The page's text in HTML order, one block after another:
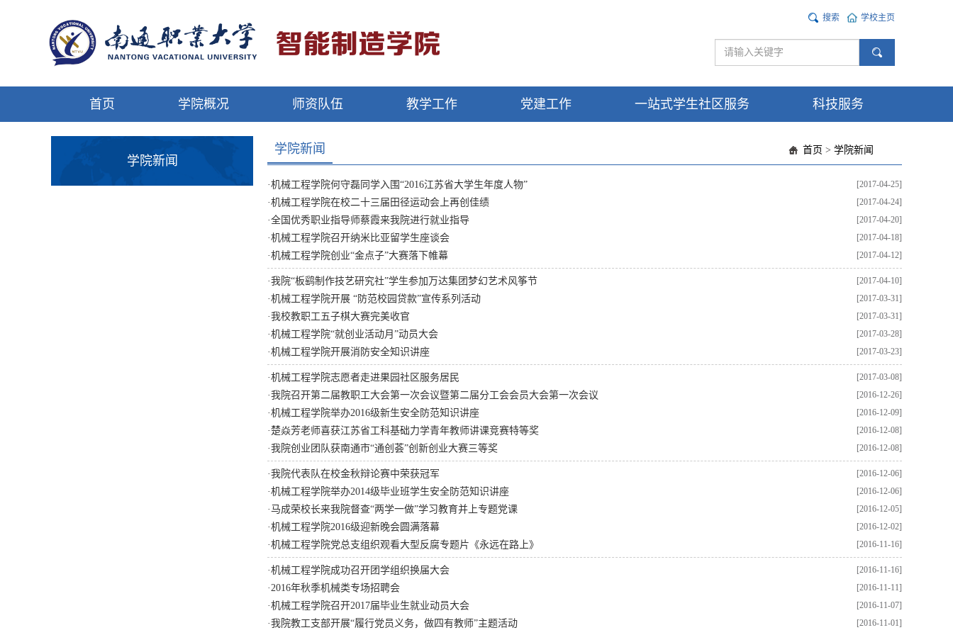
搜索 学校主页
首页 学院概况 师资队伍 教学工作 党建工作 一站式学生社区服务 科技服务
学院新闻
学院新闻 首页 > 学院新闻
[2017-04-25]
·机械工程学院何守磊同学入围“2016江苏省大学生年度人物”
[2017-04-24]
·机械工程学院在校二十三届田径运动会上再创佳绩
[2017-04-20]
·全国优秀职业指导师蔡霞来我院进行就业指导
[2017-04-18]
·机械工程学院召开纳米比亚留学生座谈会
[2017-04-12]
·机械工程学院创业“金点子”大赛落下帷幕
[2017-04-10]
·我院“板鹞制作技艺研究社”学生参加万达集团梦幻艺术风筝节
[2017-03-31]
·机械工程学院开展 “防范校园贷款”宣传系列活动
[2017-03-31]
·我校教职工五子棋大赛完美收官
[2017-03-28]
·机械工程学院“就创业活动月”动员大会
[2017-03-23]
·机械工程学院开展消防安全知识讲座
[2017-03-08]
·机械工程学院志愿者走进果园社区服务居民
[2016-12-26]
·我院召开第二届教职工大会第一次会议暨第二届分工会会员大会第一次会议
[2016-12-09]
·机械工程学院举办2016级新生安全防范知识讲座
[2016-12-08]
· 楚焱芳老师喜获江苏省工科基础力学青年教师讲课竞赛特等奖
[2016-12-08]
·我院创业团队获南通市“通创荟”创新创业大赛三等奖
[2016-12-06]
·我院代表队在校金秋辩论赛中荣获冠军
[2016-12-06]
·机械工程学院举办2014级毕业班学生安全防范知识讲座
[2016-12-05]
·马成荣校长来我院督查“两学一做”学习教育并上专题党课
[2016-12-02]
·机械工程学院2016级迎新晚会圆满落幕
[2016-11-16]
·机械工程学院党总支组织观看大型反腐专题片《永远在路上》
[2016-11-16]
·机械工程学院成功召开团学组织换届大会
[2016-11-11]
·2016年秋季机械类专场招聘会
[2016-11-07]
·机械工程学院召开2017届毕业生就业动员大会
[2016-11-01]
·我院教工支部开展“履行党员义务，做四有教师”主题活动